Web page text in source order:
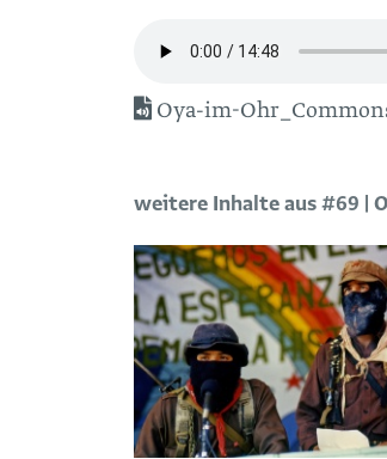
Oya-im-
weitere Inhalte aus #69 |